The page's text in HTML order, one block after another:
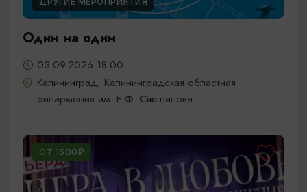
Один на один
03.09.2026 18:00
Калининград, Калининградская областная
филармония им. Е.Ф. Светланова
ОТ 1500₽